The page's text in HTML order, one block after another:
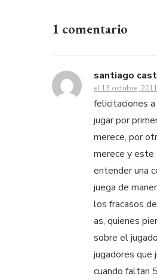
1 comentario
santiago
el 13 octubre,
felicitaciones
jugar por
merece, por
merece y este
entender una
juega de
los fracasos
as, quienes
sobre el
jugadores que
cuando faltan